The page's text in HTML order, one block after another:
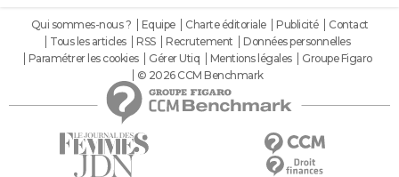
Qui sommes-nous ? Equipe Charte éditoriale Publicité
Contact
Tous les articles
RSS Recrutement
Données personnelles
Paramétrer les cookies
Gérer Utiq Mentions légales
Groupe Figaro
© 2026 CCM Benchmark